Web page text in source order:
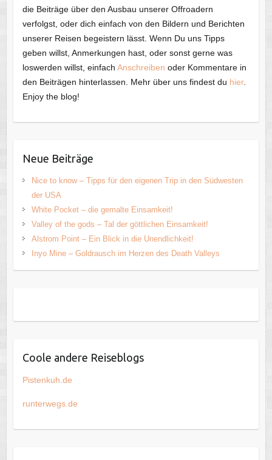
die Beiträge über den Ausbau unserer Offroadern
verfolgst, oder dich einfach von den Bildern und Berichten
unserer Reisen begeistern lässt. Wenn Du uns Tipps
geben willst, Anmerkungen hast, oder sonst gerne was
loswerden willst, einfach Anschreiben oder Kommentare in
den Beiträgen hinterlassen. Mehr über uns findest du hier.
Enjoy the blog!
Neue Beiträge
Nice to know – Tipps für den eigenen Trip in den Südwesten
der USA
White Pocket – die gemalte Einsamkeit!
Valley of the gods – Tal der göttlichen Einsamkeit!
Alstrom Point – Ein Blick in die Unendlichkeit!
Inyo Mine – Goldrausch im Herzen des Death Valleys
Coole andere Reiseblogs
Pistenkuh.de
runterwegs.de